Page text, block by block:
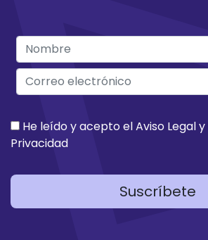
He leído y acepto elAviso Legaly
Privacidad
Suscríbete